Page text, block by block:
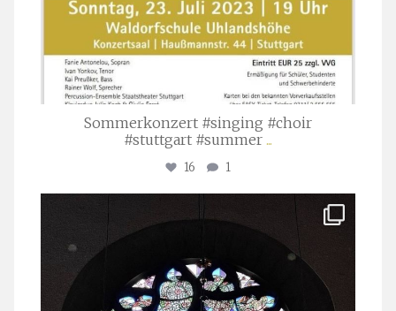
Sommerkonzert #singing #choir
#stuttgart #summer ...
16 1
Apr. 1